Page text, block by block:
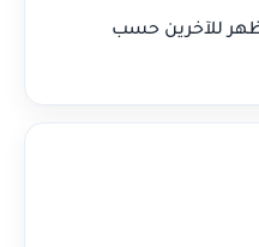
للآخرين حسب